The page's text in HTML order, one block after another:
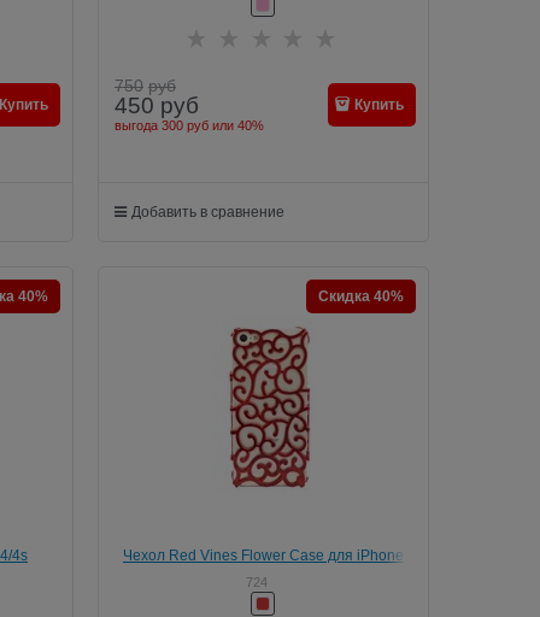
Купить
750 руб
450 руб
выгода 300 рубили 40%
Купить
Добавить в сравнение
4s
40%
Чехол Red Vines Flower Case для iPhone
SE/5/5s
724
Скидка 40%